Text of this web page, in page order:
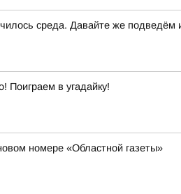
среда. Давайте же
Поиграем в угадайку!
номере «Областной газеты»